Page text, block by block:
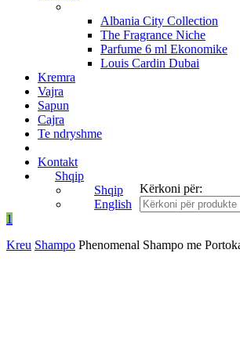
Albania City Collection
The Fragrance Niche
Parfume 6 ml Ekonomike
Louis Cardin Dubai
Kremra
Vajra
Sapun
Cajra
Te ndryshme
Kontakt
Shqip
Shqip
English
Kërkoni për:
1
Kreu Shampo Phenomenal Shampo me